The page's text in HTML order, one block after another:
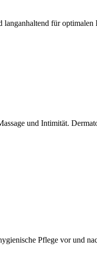
langanhaltend für
und Intimität.
Pflege vor und